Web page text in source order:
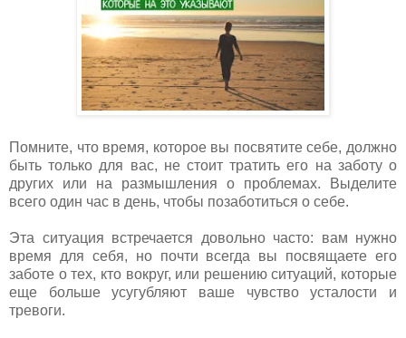
Помните, что время, которое вы посвятите себе, должно
быть только для вас, не стоит тратить его на заботу о
других или на размышления о проблемах. Выделите
всего один час в день, чтобы позаботиться о себе.
Эта ситуация встречается довольно часто: вам нужно
время для себя, но почти всегда вы посвящаете его
заботе о тех, кто вокруг, или решению ситуаций, которые
еще больше усугубляют ваше чувство усталости и
тревоги.